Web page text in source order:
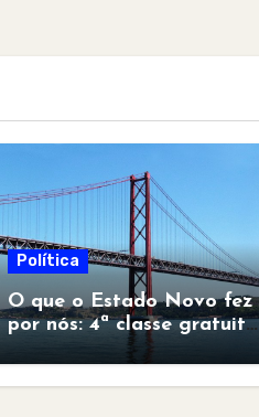
Política
O que o Estado Novo fez
por nós: 4ª classe gratuita
para todos